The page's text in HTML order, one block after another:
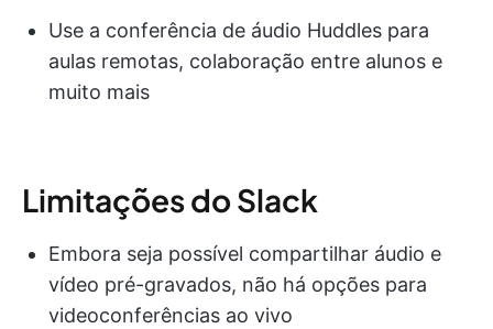
Use a conferência de áudio Huddles para
aulas remotas, colaboração entre alunos e
muito mais
Limitações do Slack
Embora seja possível compartilhar áudio e
vídeo pré-gravados, não há opções para
videoconferências ao vivo